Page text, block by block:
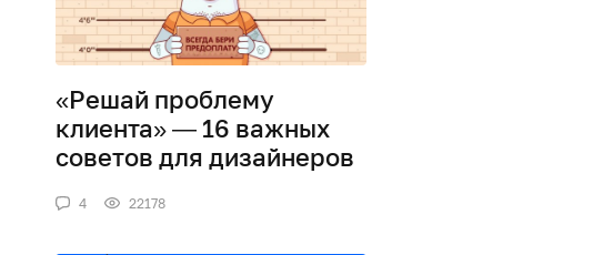
«Решай проблему
клиента» — 16 важных
советов для дизайнеров
4 22178